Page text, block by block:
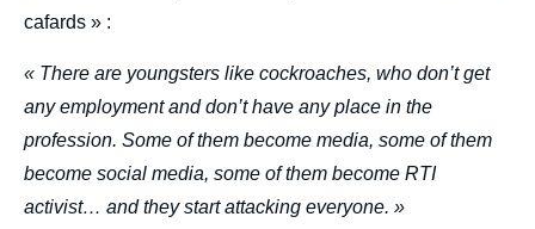
cafards » :
« There are youngsters like cockroaches, who don’t get
any employment and don’t have any place in the
profession. Some of them become media, some of them
become social media, some of them become RTI
activist… and they start attacking everyone. »